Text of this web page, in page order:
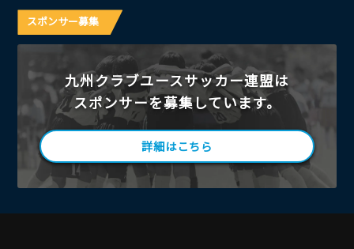
スポンサー募集
九州クラブユースサッカー連盟は
スポンサーを募集しています。
詳細はこちら